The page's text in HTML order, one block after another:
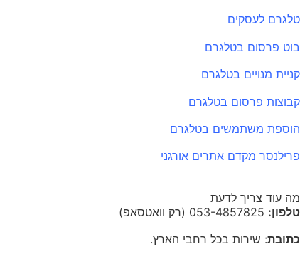
טלגרם לעסקים
בוט פרסום בטלגרם
קניית מנויים בטלגרם
קבוצות פרסום בטלגרם
הוספת משתמשים בטלגרם
פרילנסר מקדם אתרים אורגני
מה עוד צריך לדעת
טלפון:
כתובת: שירות בכל רחבי הארץ.